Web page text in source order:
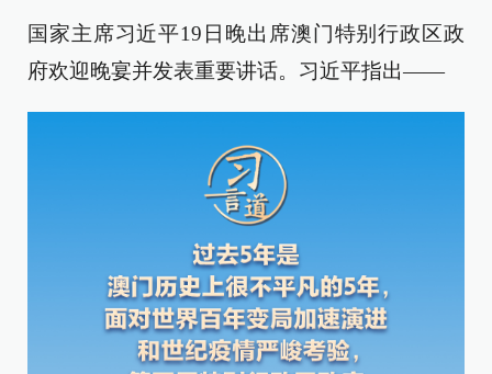
国家主席习近平19日晚出席澳门特别行政区政
府欢迎晚宴并发表重要讲话。习近平指出——